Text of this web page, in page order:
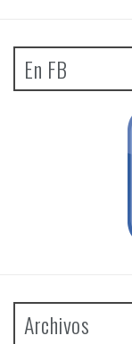
En FB
Archivos